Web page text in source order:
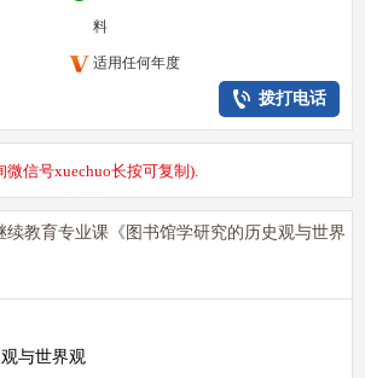
料
适用任何年度
拨打电话
信号xuechuo长按可复制).
续教育专业课《图书馆学研究的历史观与世界
与世界观